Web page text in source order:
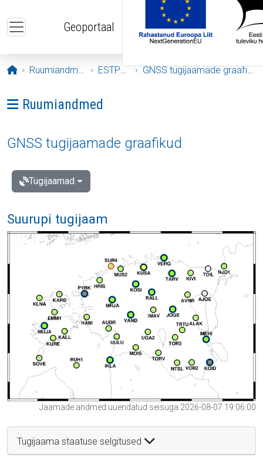
Geoportaal
Avaleht
Ruumiandmed ESTPOS GNSS tugijaamade graafikud
Ava menüü: Ruumiandmed
Ruumiandmed
GNSS tugijaamade graafikud
Tugijaamad
Suurupi tugijaam
Jaamade andmed uuendatud seisuga 2026-08-07 19:06:00
Tugijaama staatuse selgitused